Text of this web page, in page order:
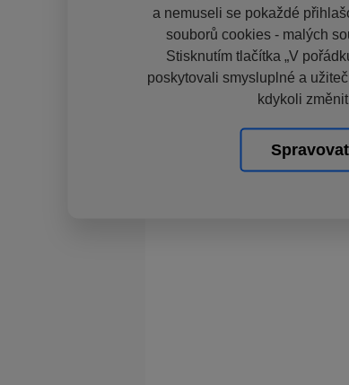
a nemuseli se pokaždé
souborů cookies - malých
Stisknutím tlačítka „V
poskytovali smysluplné a
kdykoli